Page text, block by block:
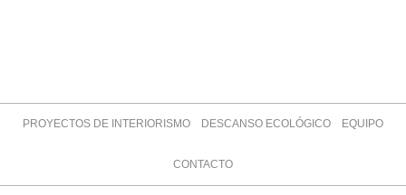
PROYECTOS DE INTERIORISMO DESCANSO ECOLÓGICO EQUIPO
CONTACTO